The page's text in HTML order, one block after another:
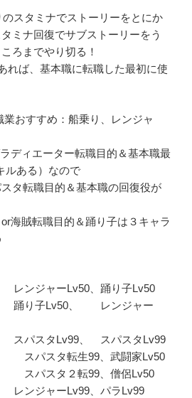
スタミナでストーリーをとにか
ミナ回復でサブストーリーをう
ろまでやり切る！
れば、基本職に転職した最初に使
おすすめ：船乗り、レンジャ
ディエーター転職目的＆基本職最
ルある）なので
タ転職目的＆基本職の回復役が
海賊転職目的＆踊り子は３キャラ
ンジャーLv50、踊り子Lv50
踊り子Lv50、 レンジャー
パスタLv99、 スパスタLv99
スパスタ転生99、武闘家Lv50
スパスタ２転99、僧侶Lv50
ンジャーLv99、パラLv99